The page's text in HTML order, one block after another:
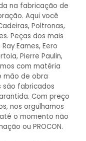
na fabricação de
Aqui você
Poltronas,
Peças dos mais
Eames, Eero
Pierre Paulin,
com matéria
mão de obra
são fabricados
Com preço
nos orgulhamos
o momento não
ou PROCON.